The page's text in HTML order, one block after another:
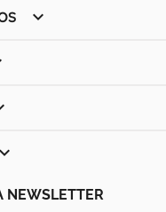


NEWSLETTER